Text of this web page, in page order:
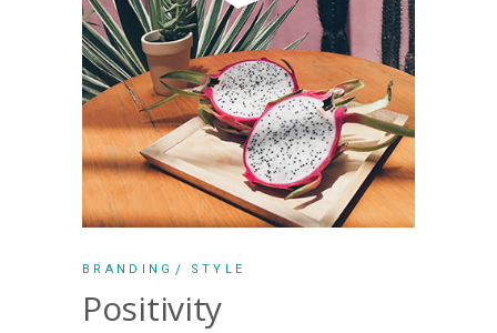
BRANDING STYLE
Positivity